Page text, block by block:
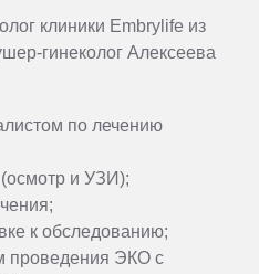
клиники Embrylife из
гинеколог Алексеева
по лечению
(осмотр и УЗИ);
к обследованию;
проведения ЭКО с